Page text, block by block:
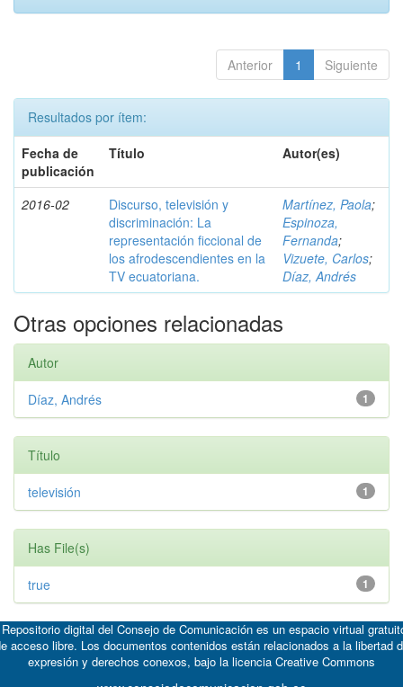
Anterior 1 Siguiente
Resultados por ítem:
Fecha de
publicación
Título Autor(es)
2016-02
Discurso, televisión y
discriminación: La
representación ficcional de
los afrodescendientes en la
TV ecuatoriana.
Martínez, Paola;
Espinoza,
Fernanda;
Vizuete, Carlos;
Díaz, Andrés
Otras opciones relacionadas
Autor
1
Díaz, Andrés
Título
1
televisión
Has File(s)
1
true
digital del Consejo de Comunicación es un espacio virtual
acceso libre. Los documentos contenidos están relacionados a la libertad
expresión y derechos conexos, bajo la licencia Creative Commons